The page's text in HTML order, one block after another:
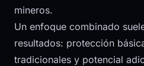
mineros.
Un enfoque combinado
resultados: protección
tradicionales y potencial